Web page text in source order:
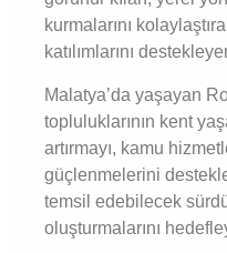
kurmalarını
katılımlarını
Malatya’da yaşayan
topluluklarının kent
artırmayı, kamu
güçlenmelerini
temsil edebilecek
oluşturmalarını